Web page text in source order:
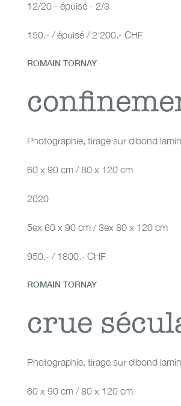
12/20 - épuisé - 2/3
150.- / épuisé / 2'200.- CHF
confinement
ROMAIN TORNAY
Photographie, tirage sur dibond
60 x 90 cm / 80 x 120 cm
2020
5ex 60 x 90 cm / 3ex 80 x 120 cm
950.- / 1800.- CHF
crue
ROMAIN TORNAY
crue
Photographie, tirage sur dibond
60 x 90 cm / 80 x 120 cm